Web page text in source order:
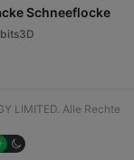
Schneeflocke
LIMITED. Alle Rechte